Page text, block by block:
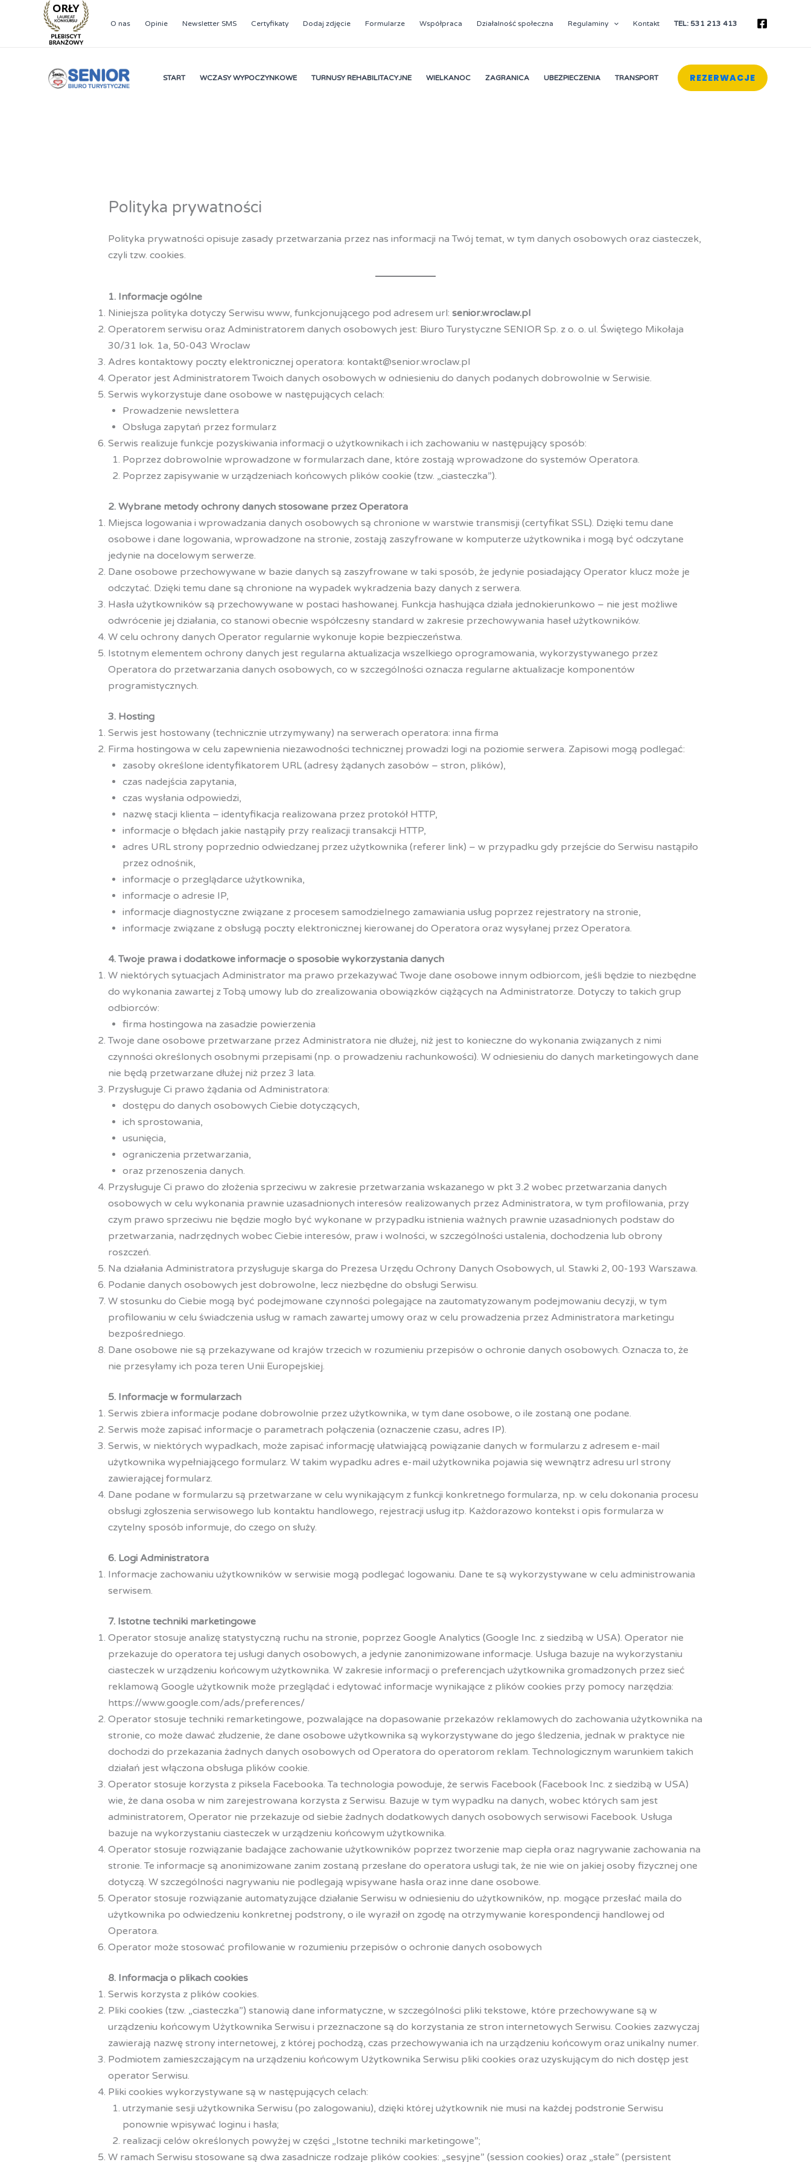
O nas Opinie Newsletter SMS Certyfikaty Dodaj zdjęcie Formularze Współpraca Działalność społeczna Regulaminy Kontakt TEL: 531 213 413
START WCZASY WYPOCZYNKOWE TURNUSY REHABILITACYJNE WIELKANOC ZAGRANICA UBEZPIECZENIA TRANSPORT REZERWACJE
Polityka prywatności
Polityka prywatności opisuje zasady przetwarzania przez nas informacji na Twój temat, w tym danych osobowych oraz ciasteczek,
czyli tzw. cookies.
1. Informacje ogólne
Niniejsza polityka dotyczy Serwisu www, funkcjonującego pod adresem url: senior.wroclaw.pl
Operatorem serwisu oraz Administratorem danych osobowych jest: Biuro Turystyczne SENIOR Sp. z o. o. ul. Świętego Mikołaja
30/31 lok. 1a, 50-043 Wroclaw
Adres kontaktowy poczty elektronicznej operatora: kontakt@senior.wroclaw.pl
Operator jest Administratorem Twoich danych osobowych w odniesieniu do danych podanych dobrowolnie w Serwisie.
Serwis wykorzystuje dane osobowe w następujących celach:
Prowadzenie newslettera
Obsługa zapytań przez formularz
Serwis realizuje funkcje pozyskiwania informacji o użytkownikach i ich zachowaniu w następujący sposób:
Poprzez dobrowolnie wprowadzone w formularzach dane, które zostają wprowadzone do systemów Operatora.
Poprzez zapisywanie w urządzeniach końcowych plików cookie (tzw. „ciasteczka”).
2. Wybrane metody ochrony danych stosowane przez Operatora
Miejsca logowania i wprowadzania danych osobowych są chronione w warstwie transmisji (certyfikat SSL). Dzięki temu dane
osobowe i dane logowania, wprowadzone na stronie, zostają zaszyfrowane w komputerze użytkownika i mogą być odczytane
jedynie na docelowym serwerze.
Dane osobowe przechowywane w bazie danych są zaszyfrowane w taki sposób, że jedynie posiadający Operator klucz może je
odczytać. Dzięki temu dane są chronione na wypadek wykradzenia bazy danych z serwera.
Hasła użytkowników są przechowywane w postaci hashowanej. Funkcja hashująca działa jednokierunkowo – nie jest możliwe
odwrócenie jej działania, co stanowi obecnie współczesny standard w zakresie przechowywania haseł użytkowników.
W celu ochrony danych Operator regularnie wykonuje kopie bezpieczeństwa.
Istotnym elementem ochrony danych jest regularna aktualizacja wszelkiego oprogramowania, wykorzystywanego przez
Operatora do przetwarzania danych osobowych, co w szczególności oznacza regularne aktualizacje komponentów
programistycznych.
3. Hosting
Serwis jest hostowany (technicznie utrzymywany) na serwerach operatora: inna firma
Firma hostingowa w celu zapewnienia niezawodności technicznej prowadzi logi na poziomie serwera. Zapisowi mogą podlegać:
zasoby określone identyfikatorem URL (adresy żądanych zasobów – stron, plików),
czas nadejścia zapytania,
czas wysłania odpowiedzi,
nazwę stacji klienta – identyfikacja realizowana przez protokół HTTP,
informacje o błędach jakie nastąpiły przy realizacji transakcji HTTP,
adres URL strony poprzednio odwiedzanej przez użytkownika (referer link) – w przypadku gdy przejście do Serwisu nastąpiło
przez odnośnik,
informacje o przeglądarce użytkownika,
informacje o adresie IP,
informacje diagnostyczne związane z procesem samodzielnego zamawiania usług poprzez rejestratory na stronie,
informacje związane z obsługą poczty elektronicznej kierowanej do Operatora oraz wysyłanej przez Operatora.
4. Twoje prawa i dodatkowe informacje o sposobie wykorzystania danych
W niektórych sytuacjach Administrator ma prawo przekazywać Twoje dane osobowe innym odbiorcom, jeśli będzie to niezbędne
do wykonania zawartej z Tobą umowy lub do zrealizowania obowiązków ciążących na Administratorze. Dotyczy to takich grup
odbiorców:
firma hostingowa na zasadzie powierzenia
Twoje dane osobowe przetwarzane przez Administratora nie dłużej, niż jest to konieczne do wykonania związanych z nimi
czynności określonych osobnymi przepisami (np. o prowadzeniu rachunkowości). W odniesieniu do danych marketingowych dane
nie będą przetwarzane dłużej niż przez 3 lata.
Przysługuje Ci prawo żądania od Administratora:
dostępu do danych osobowych Ciebie dotyczących,
ich sprostowania,
usunięcia,
ograniczenia przetwarzania,
oraz przenoszenia danych.
Przysługuje Ci prawo do złożenia sprzeciwu w zakresie przetwarzania wskazanego w pkt 3.2 wobec przetwarzania danych
osobowych w celu wykonania prawnie uzasadnionych interesów realizowanych przez Administratora, w tym profilowania, przy
czym prawo sprzeciwu nie będzie mogło być wykonane w przypadku istnienia ważnych prawnie uzasadnionych podstaw do
przetwarzania, nadrzędnych wobec Ciebie interesów, praw i wolności, w szczególności ustalenia, dochodzenia lub obrony
roszczeń.
Na działania Administratora przysługuje skarga do Prezesa Urzędu Ochrony Danych Osobowych, ul. Stawki 2, 00-193 Warszawa.
Podanie danych osobowych jest dobrowolne, lecz niezbędne do obsługi Serwisu.
W stosunku do Ciebie mogą być podejmowane czynności polegające na zautomatyzowanym podejmowaniu decyzji, w tym
profilowaniu w celu świadczenia usług w ramach zawartej umowy oraz w celu prowadzenia przez Administratora marketingu
bezpośredniego.
Dane osobowe nie są przekazywane od krajów trzecich w rozumieniu przepisów o ochronie danych osobowych. Oznacza to, że
nie przesyłamy ich poza teren Unii Europejskiej.
5. Informacje w formularzach
Serwis zbiera informacje podane dobrowolnie przez użytkownika, w tym dane osobowe, o ile zostaną one podane.
Serwis może zapisać informacje o parametrach połączenia (oznaczenie czasu, adres IP).
Serwis, w niektórych wypadkach, może zapisać informację ułatwiającą powiązanie danych w formularzu z adresem e-mail
użytkownika wypełniającego formularz. W takim wypadku adres e-mail użytkownika pojawia się wewnątrz adresu url strony
zawierającej formularz.
Dane podane w formularzu są przetwarzane w celu wynikającym z funkcji konkretnego formularza, np. w celu dokonania procesu
obsługi zgłoszenia serwisowego lub kontaktu handlowego, rejestracji usług itp. Każdorazowo kontekst i opis formularza w
czytelny sposób informuje, do czego on służy.
6. Logi Administratora
Informacje zachowaniu użytkowników w serwisie mogą podlegać logowaniu. Dane te są wykorzystywane w celu administrowania
serwisem.
7. Istotne techniki marketingowe
Operator stosuje analizę statystyczną ruchu na stronie, poprzez Google Analytics (Google Inc. z siedzibą w USA). Operator nie
przekazuje do operatora tej usługi danych osobowych, a jedynie zanonimizowane informacje. Usługa bazuje na wykorzystaniu
ciasteczek w urządzeniu końcowym użytkownika. W zakresie informacji o preferencjach użytkownika gromadzonych przez sieć
reklamową Google użytkownik może przeglądać i edytować informacje wynikające z plików cookies przy pomocy narzędzia:
https://www.google.com/ads/preferences/
Operator stosuje techniki remarketingowe, pozwalające na dopasowanie przekazów reklamowych do zachowania użytkownika na
stronie, co może dawać złudzenie, że dane osobowe użytkownika są wykorzystywane do jego śledzenia, jednak w praktyce nie
dochodzi do przekazania żadnych danych osobowych od Operatora do operatorom reklam. Technologicznym warunkiem takich
działań jest włączona obsługa plików cookie.
Operator stosuje korzysta z piksela Facebooka. Ta technologia powoduje, że serwis Facebook (Facebook Inc. z siedzibą w USA)
wie, że dana osoba w nim zarejestrowana korzysta z Serwisu. Bazuje w tym wypadku na danych, wobec których sam jest
administratorem, Operator nie przekazuje od siebie żadnych dodatkowych danych osobowych serwisowi Facebook. Usługa
bazuje na wykorzystaniu ciasteczek w urządzeniu końcowym użytkownika.
Operator stosuje rozwiązanie badające zachowanie użytkowników poprzez tworzenie map ciepła oraz nagrywanie zachowania na
stronie. Te informacje są anonimizowane zanim zostaną przesłane do operatora usługi tak, że nie wie on jakiej osoby fizycznej one
dotyczą. W szczególności nagrywaniu nie podlegają wpisywane hasła oraz inne dane osobowe.
Operator stosuje rozwiązanie automatyzujące działanie Serwisu w odniesieniu do użytkowników, np. mogące przesłać maila do
użytkownika po odwiedzeniu konkretnej podstrony, o ile wyraził on zgodę na otrzymywanie korespondencji handlowej od
Operatora.
Operator może stosować profilowanie w rozumieniu przepisów o ochronie danych osobowych
8. Informacja o plikach cookies
Serwis korzysta z plików cookies.
Pliki cookies (tzw. „ciasteczka”) stanowią dane informatyczne, w szczególności pliki tekstowe, które przechowywane są w
urządzeniu końcowym Użytkownika Serwisu i przeznaczone są do korzystania ze stron internetowych Serwisu. Cookies zazwyczaj
zawierają nazwę strony internetowej, z której pochodzą, czas przechowywania ich na urządzeniu końcowym oraz unikalny numer.
Podmiotem zamieszczającym na urządzeniu końcowym Użytkownika Serwisu pliki cookies oraz uzyskującym do nich dostęp jest
operator Serwisu.
Pliki cookies wykorzystywane są w następujących celach:
utrzymanie sesji użytkownika Serwisu (po zalogowaniu), dzięki której użytkownik nie musi na każdej podstronie Serwisu
ponownie wpisywać loginu i hasła;
realizacji celów określonych powyżej w części „Istotne techniki marketingowe”;
W ramach Serwisu stosowane są dwa zasadnicze rodzaje plików cookies: „sesyjne” (session cookies) oraz „stałe” (persistent